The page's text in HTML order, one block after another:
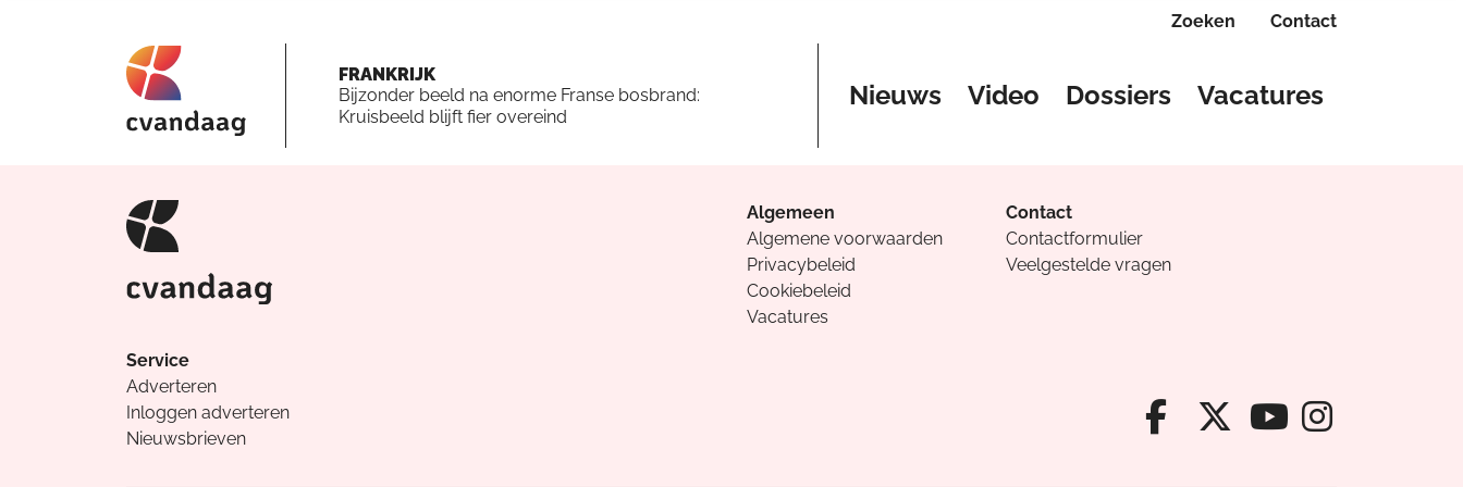
Zoeken Contact
FRANKRIJK
Bijzonder beeld na enorme Franse bosbrand:
Kruisbeeld blijft fier overeind
Nieuws Video Dossiers Vacatures
Algemeen
Algemene voorwaarden
Privacybeleid
Cookiebeleid
Vacatures
Contact
Contactformulier
Veelgestelde vragen
Service
Adverteren
Inloggen adverteren
Nieuwsbrieven
Facebook van
X van